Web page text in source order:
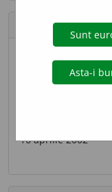
Contribuții
1 (locul 225)
16 aprilie 2002